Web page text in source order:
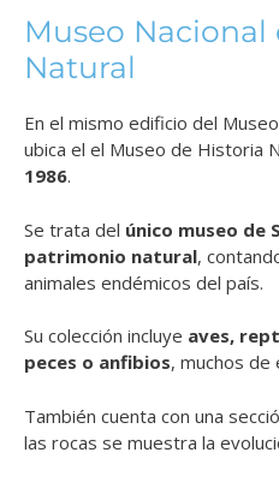
Museo Nacional
Natural
En el mismo edificio del
ubica el el Museo de Historia
1986.
Se trata del único museo de
patrimonio natural,
animales endémicos del país.
Su colección incluye aves,
peces o anfibios, muchos de
También cuenta con una
las rocas se muestra la